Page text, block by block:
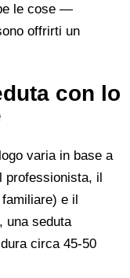
le cose —
offrirti un
con lo
varia in base a
professionista, il
e il
una seduta
circa 45-50